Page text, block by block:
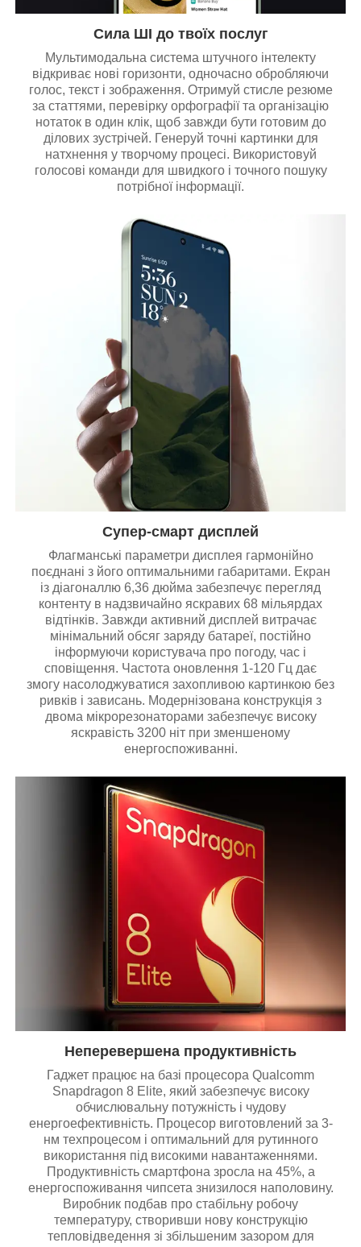
Сила ШІ до твоїх послуг
Мультимодальна система штучного інтелекту
відкриває нові горизонти, одночасно обробляючи
голос, текст і зображення. Отримуй стисле резюме
за статтями, перевірку орфографії та організацію
нотаток в один клік, щоб завжди бути готовим до
ділових зустрічей. Генеруй точні картинки для
натхнення у творчому процесі. Використовуй
голосові команди для швидкого і точного пошуку
потрібної інформації.
Супер-смарт дисплей
Флагманські параметри дисплея гармонійно
поєднані з його оптимальними габаритами. Екран
із діагоналлю 6,36 дюйма забезпечує перегляд
контенту в надзвичайно яскравих 68 мільярдах
відтінків. Завжди активний дисплей витрачає
мінімальний обсяг заряду батареї, постійно
інформуючи користувача про погоду, час і
сповіщення. Частота оновлення 1-120 Гц дає
змогу насолоджуватися захопливою картинкою без
ривків і зависань. Модернізована конструкція з
двома мікрорезонаторами забезпечує високу
яскравість 3200 ніт при зменшеному
енергоспоживанні.
Неперевершена продуктивність
Гаджет працює на базі процесора Qualcomm
Snapdragon 8 Elite, який забезпечує високу
обчислювальну потужність і чудову
енергоефективність. Процесор виготовлений за 3-
нм техпроцесом і оптимальний для рутинного
використання під високими навантаженнями.
Продуктивність смартфона зросла на 45%, а
енергоспоживання чипсета знизилося наполовину.
Виробник подбав про стабільну робочу
температуру, створивши нову конструкцію
тепловідведення зі збільшеним зазором для